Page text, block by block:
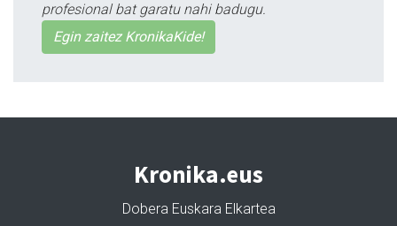
profesional bat garatu nahi badugu.
Egin zaitez KronikaKide!
Kronika.eus
Dobera Euskara Elkartea